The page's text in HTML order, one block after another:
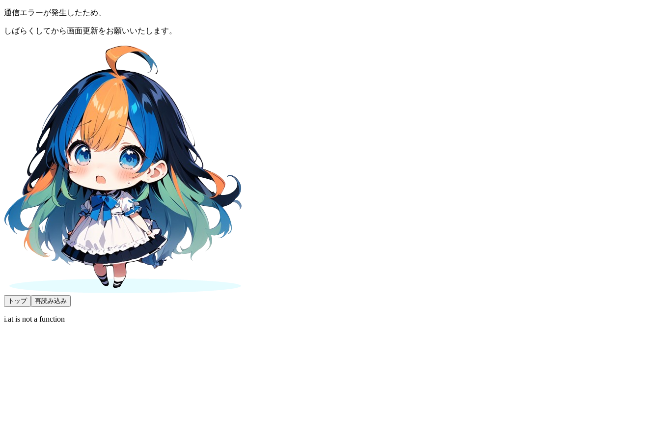
通信エラーが発生したため、
しばらくしてから画面更新をお願いいたします。
トップ 再読み込み
i.at is not a function